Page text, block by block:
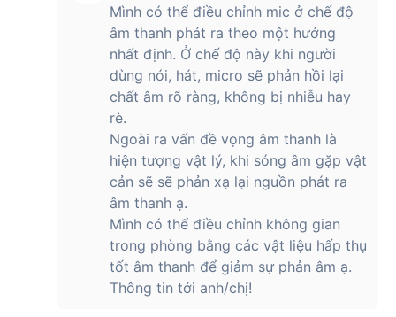
Mình có thể điều chỉnh mic ở chế độ
âm thanh phát ra theo một hướng
nhất định. Ở chế độ này khi người
dùng nói, hát, micro sẽ phản hồi lại
chất âm rõ ràng, không bị nhiễu hay
rè.
Ngoài ra vấn đề vọng âm thanh là
hiện tượng vật lý, khi sóng âm gặp vật
cản sẽ sẽ phản xạ lại nguồn phát ra
âm thanh ạ.
Mình có thể điều chỉnh không gian
trong phòng bằng các vật liệu hấp thụ
tốt âm thanh để giảm sự phản âm ạ.
Thông tin tới anh/chị!